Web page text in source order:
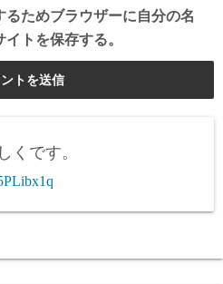
ためブラウザーに自分の名
トを保存する。
くです。